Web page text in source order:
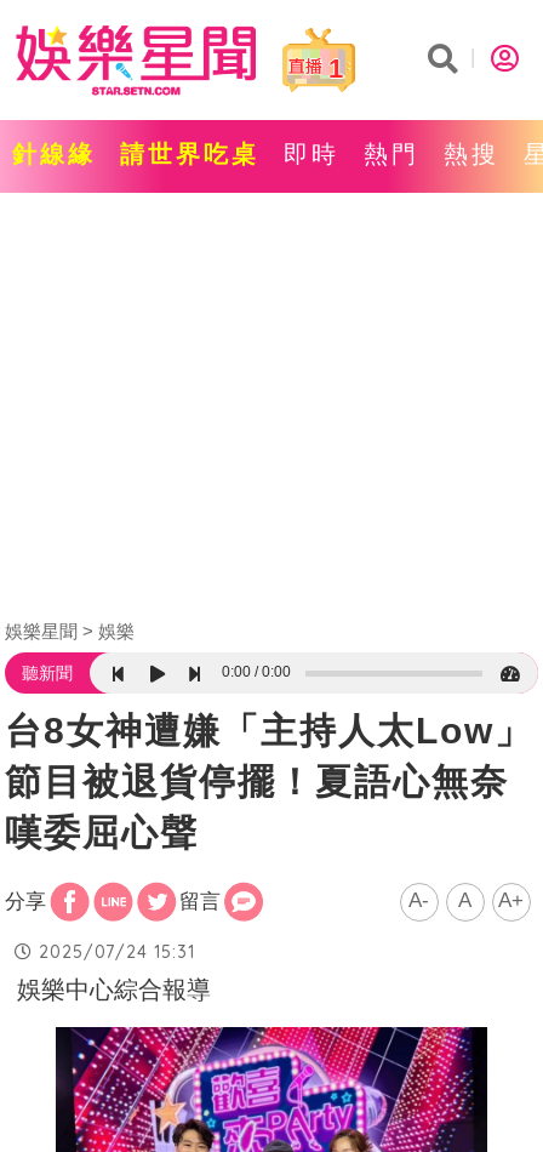
1
針線緣 請世界吃桌 即時 熱門 熱搜
娛樂星聞 娛樂
聽新聞 0:00 0:00
台8女神遭嫌「主持人太Low」
節目被退貨停擺！夏語心無奈
嘆委屈心聲
分享 留言 A- A A+
2025/07/24 15:31
娛樂中心綜合報導